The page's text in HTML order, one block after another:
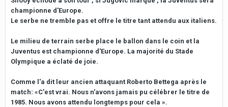
championne d'Europe.
Le serbe ne tremble pas et offre le titre tant attendu aux italiens.
Le milieu de terrain serbe place le ballon dans le coin et la
Juventus est championne d'Europe. La majorité du Stade
Olympique a éclaté de joie.
Comme l'a dit leur ancien attaquant Roberto Bettega après le
match: «C'est vrai. Nous n'avons jamais pu célébrer le titre de
1985. Nous avons attendu longtemps pour cela ».